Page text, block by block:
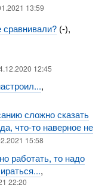
13:59
(-),
12:45
,
сложно сказать
что-то наверное не
15:58
работать, то надо
,
22:20